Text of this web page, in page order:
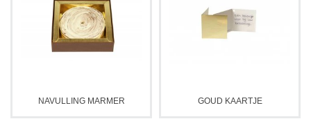
NAVULLING MARMER GOUD KAARTJE